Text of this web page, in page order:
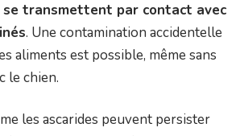
se transmettent par contact avec
. Une contamination accidentelle
aliments est possible, même sans
le chien.
les ascarides peuvent persister